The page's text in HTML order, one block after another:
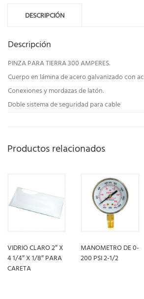
DESCRIPCIÓN
Descripción
PINZA PARA TIERRA 300 AMPERES.
Cuerpo en lámina de acero galvanizado con
Conexiones y mordazas de latón.
Doble sistema de seguridad para cable
Productos relacionados
VIDRIO CLARO 2″ X
4 1/4″ X 1/8″ PARA
CARETA
MANOMETRO DE 0-
200 PSI 2-1/2